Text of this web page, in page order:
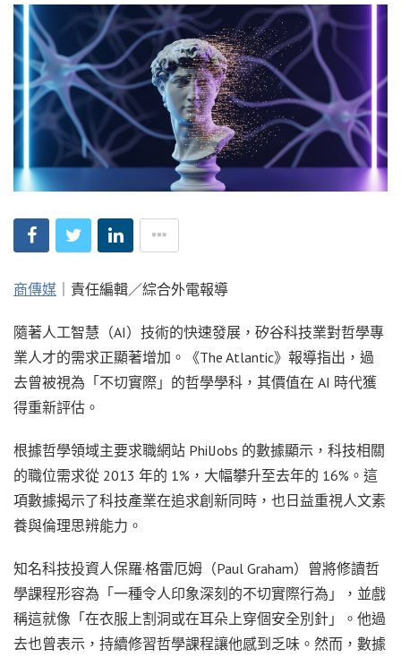
商傳媒 ｜責任編輯／綜合外電報導
隨著人工智慧（AI）技術的快速發展，矽谷科技業對哲學專
業人才的需求正顯著增加。《The Atlantic》報導指出，過
去曾被視為「不切實際」的哲學學科，其價值在 AI 時代獲
得重新評估。
根據哲學領域主要求職網站 PhilJobs 的數據顯示，科技相關
的職位需求從 2013 年的 1%，大幅攀升至去年的 16%。這
項數據揭示了科技產業在追求創新同時，也日益重視人文素
養與倫理思辨能力。
知名科技投資人保羅·格雷厄姆（Paul Graham）曾將修讀哲
學課程形容為「一種令人印象深刻的不切實際行為」，並戲
稱這就像「在衣服上割洞或在耳朵上穿個安全別針」。他過
去也曾表示，持續修習哲學課程讓他感到乏味。然而，數據